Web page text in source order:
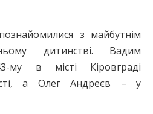
з майбутнім
дитинстві. Вадим
му в місті Кіровграді
а Олег Андреєв – у